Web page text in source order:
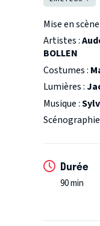
Comment
Comment
Comment
Mise en scène
Artistes :
BOLLEN
Costumes :
Lumières :
Musique :
Durée
90 min